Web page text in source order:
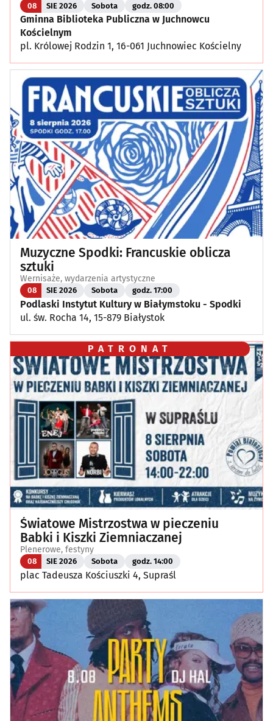
08 SIE 2026 Sobota godz. 08:00
Gminna Biblioteka Publiczna w Juchnowcu
Kościelnym
pl. Królowej Rodzin 1, 16-061 Juchnowiec Kościelny
Muzyczne Spodki: Francuskie oblicza
sztuki
Wernisaże, wydarzenia artystyczne
08 SIE 2026 Sobota godz. 17:00
Podlaski Instytut Kultury w Białymstoku - Spodki
ul. św. Rocha 14, 15-879 Białystok
PATRONAT
Światowe Mistrzostwa w pieczeniu
Babki i Kiszki Ziemniaczanej
Plenerowe, festyny
08 SIE 2026 Sobota godz. 14:00
plac Tadeusza Kościuszki 4, Supraśl